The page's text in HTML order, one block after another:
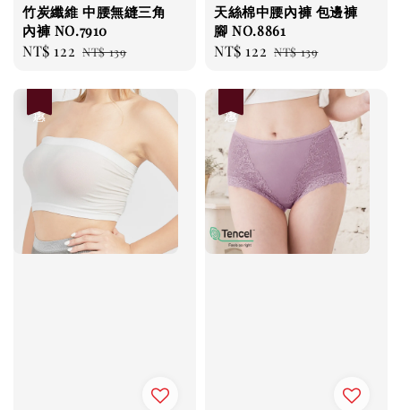
竹炭纖維 中腰無縫三角
內褲 NO.7910
Sale
NT$ 122 Regular
NT$ 139
天絲棉中腰內褲 包邊褲
腳 NO.8861
Sale
NT$ 122 Regular
NT$ 139